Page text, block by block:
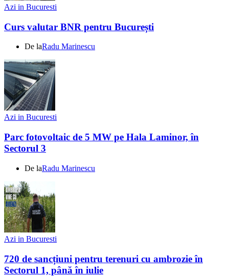
Azi in Bucuresti
Curs valutar BNR pentru București
De laRadu Marinescu
Azi in Bucuresti
Parc fotovoltaic de 5 MW pe Hala Laminor, în
Sectorul 3
De laRadu Marinescu
Azi in Bucuresti
720 de sancțiuni pentru terenuri cu ambrozie în
Sectorul 1, până în iulie